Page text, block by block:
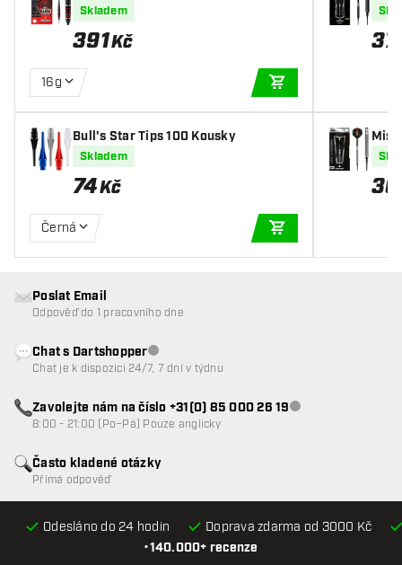
y Soft
Skladem
391Kč
16g
Bull's Star Tips 100 Kousky
Skladem
74Kč
Černá
y
•140.000+ recenze
Odesláno do 24 hodin Doprava zdarma od 3000 Kč
Často kladené otázky
Přímá odpověď
Poslat Email
Odpověď do 1 pracovního dne
Chat s DartshopperZákaznický servis nedostupný
Chat je k dispozici 24/7, 7 dní v týdnu
Zavolejte nám na číslo +31(0) 85 000 26 19Zákaznický servis
8:00 - 21:00 (Po–Pá) Pouze anglicky